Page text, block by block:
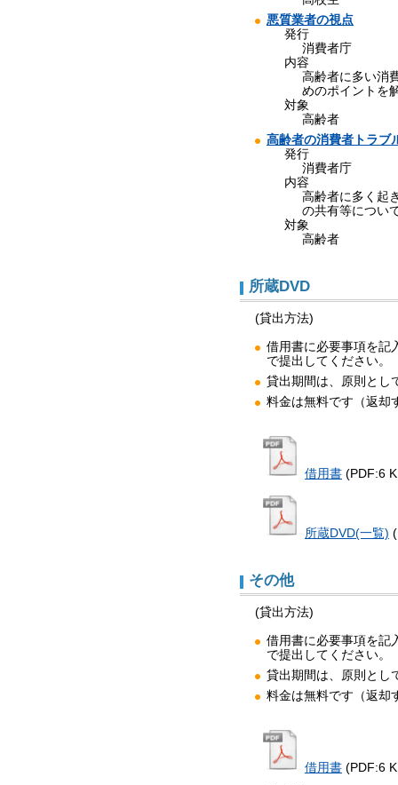
悪質業者の視点
発行
消費者庁
内容
高齢者に多い消
めのポイントを
対象
高齢者
高齢者の消費者トラブ
発行
消費者庁
内容
高齢者に多く起
の共有等につい
対象
高齢者
所蔵DVD
(貸出方法)
借用書に必要事項を記
で提出してください。
貸出期間は、原則とし
料金は無料です（返却
借用書 (PDF:6
所蔵DVD(一覧)
その他
(貸出方法)
借用書に必要事項を記
で提出してください。
貸出期間は、原則とし
料金は無料です（返却
借用書 (PDF:6